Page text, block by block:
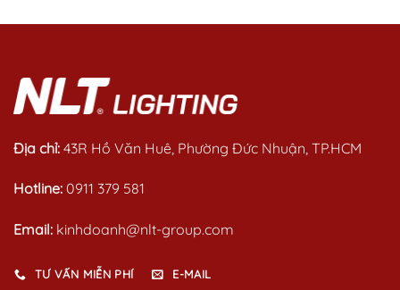
Địa chỉ: 43R Hồ Văn Huê, Phường Đức Nhuận, TP.HCM
Hotline: 0911 379 581
Email: kinhdoanh@nlt-group.com
TƯ VẤN MIỄN PHÍ E-MAIL